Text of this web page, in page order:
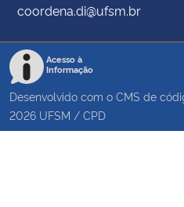
coordena.di@ufsm.br
Acesso à
Informação
Desenvolvido com o CMS de
2026 UFSM / CPD